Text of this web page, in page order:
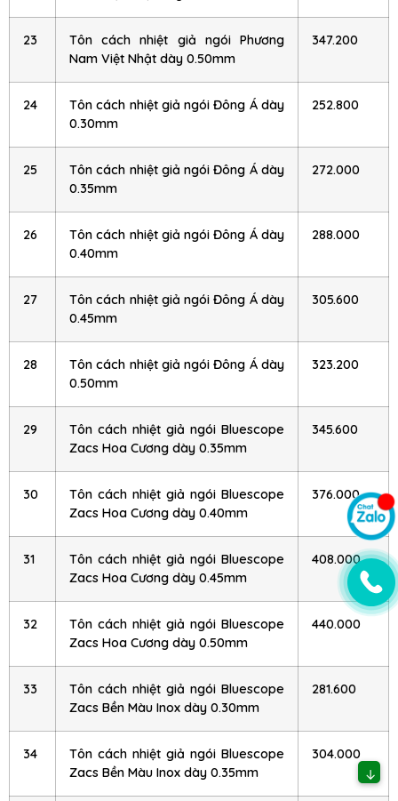
23
Tôn cách nhiệt giả ngói Phương
Nam Việt Nhật dày 0.50mm
347.200
24
Tôn cách nhiệt giả ngói Đông Á dày
0.30mm
252.800
25
Tôn cách nhiệt giả ngói Đông Á dày
0.35mm
272.000
26
Tôn cách nhiệt giả ngói Đông Á dày
0.40mm
288.000
27
Tôn cách nhiệt giả ngói Đông Á dày
0.45mm
305.600
28
Tôn cách nhiệt giả ngói Đông Á dày
0.50mm
323.200
29
Tôn cách nhiệt giả ngói Bluescope
Zacs Hoa Cương dày 0.35mm
345.600
30
Tôn cách nhiệt giả ngói Bluescope
Zacs Hoa Cương dày 0.40mm
376.000
31
Tôn cách nhiệt giả ngói Bluescope
Zacs Hoa Cương dày 0.45mm
408.000
32
Tôn cách nhiệt giả ngói Bluescope
Zacs Hoa Cương dày 0.50mm
440.000
33
Tôn cách nhiệt giả ngói Bluescope
Zacs Bền Màu Inox dày 0.30mm
281.600
34
Tôn cách nhiệt giả ngói Bluescope
Zacs Bền Màu Inox dày 0.35mm
304.000
↓